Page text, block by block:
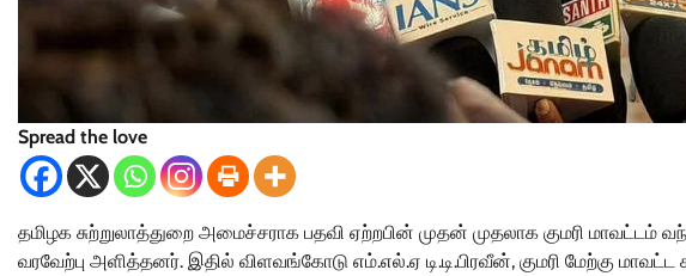
Spread the love
தமிழக சுற்றுலாத்துறை அமைச்சராக பதவி ஏற்றபின் முதன் முதலாக குமரி
வரவேற்பு அளித்தனர். இதில் விளவங்கோடு எம்.எல்.ஏ டி.டி.பிரவீன், குமரி மேற்கு